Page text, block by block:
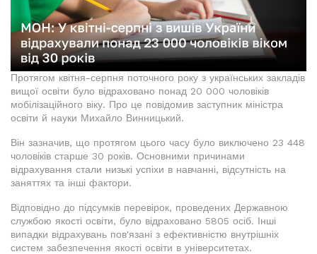
Протягом квітня-серпня поточного року з українських закладів
вищої освіти було відраховано понад 20 000 чоловіків
мобілізаційного віку. Про це повідомив заступник міністра
освіти й науки Михайло Винницький.
Він зазначив, що протягом цього часу було виключено 23 448
чоловіків старше 30 років. Основними причинами
відрахування стали низькі успіхи в навчанні, відсутність на
заняттях та інші фактори.
Відповідно до підсумків перевірок, проведених Державною
службою якості освіти, було відраховано 5805 осіб. Інші
випадки відрахувань пов'язані з ефективністю внутрішніх
систем забезпечення якості освіти в університетах.